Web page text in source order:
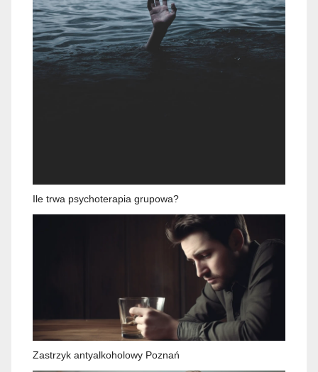
Ile trwa psychoterapia grupowa?
Zastrzyk antyalkoholowy Poznań